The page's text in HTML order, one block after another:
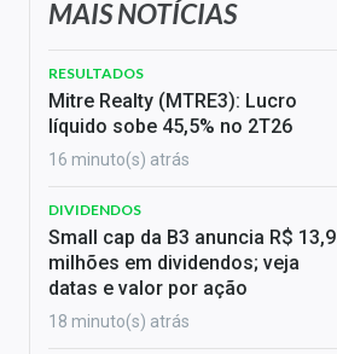
MAIS NOTÍCIAS
RESULTADOS
Mitre Realty (MTRE3): Lucro
líquido sobe 45,5% no 2T26
16 minuto(s) atrás
DIVIDENDOS
Small cap da B3 anuncia R$ 13,9
milhões em dividendos; veja
datas e valor por ação
18 minuto(s) atrás